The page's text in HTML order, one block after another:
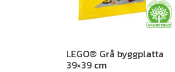
LEGO® Grå byggplatta
39×39 cm